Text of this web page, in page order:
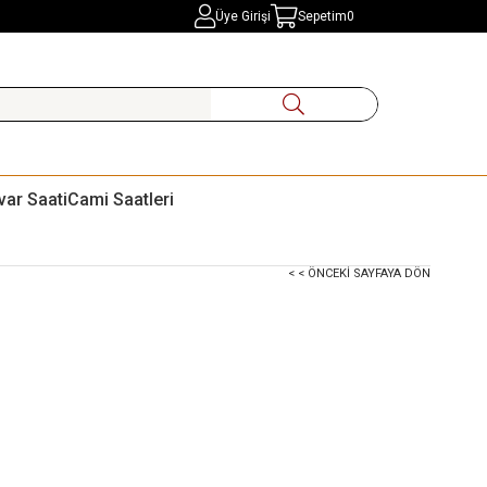
Üye Girişi Sepetim0
SaatiCami Saatleri
< < ÖNCEKI SAYFAYA DÖN